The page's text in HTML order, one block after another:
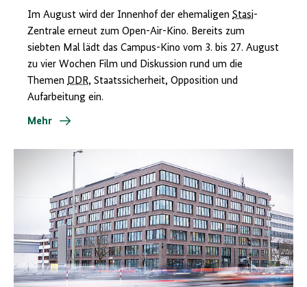
Im August wird der Innenhof der ehemaligen Stasi-
Zentrale erneut zum Open-Air-Kino. Bereits zum
siebten Mal lädt das Campus-Kino vom 3. bis 27. August
zu vier Wochen Film und Diskussion rund um die
Themen DDR, Staatssicherheit, Opposition und
Aufarbeitung ein.
Mehr